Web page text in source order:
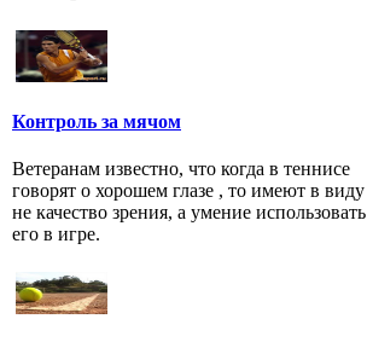
Контроль за мячом
Ветеранам известно, что когда в теннисе
говорят о хорошем глазе , то имеют в виду
не качество зрения, а умение использовать
его в игре.